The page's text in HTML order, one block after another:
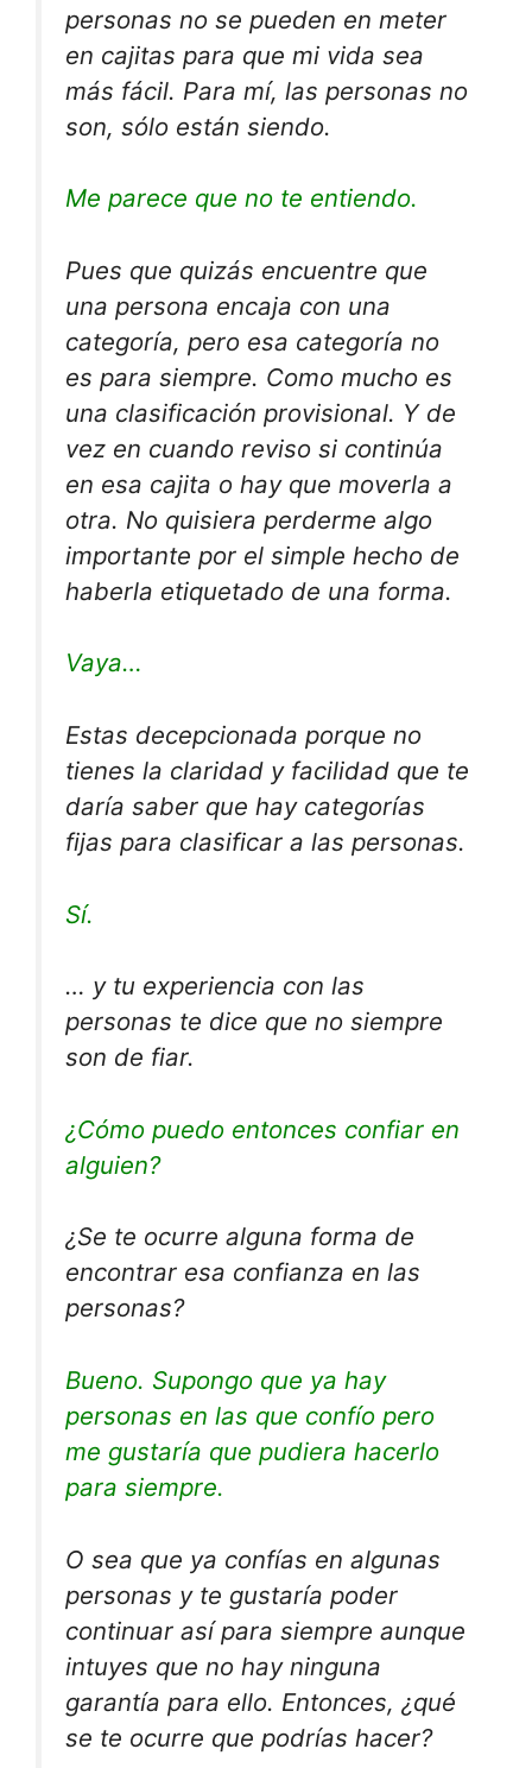
personas no se pueden en meter
en cajitas para que mi vida sea
más fácil. Para mí, las personas no
son, sólo están siendo.
Me parece que no te entiendo.
Pues que quizás encuentre que
una persona encaja con una
categoría, pero esa categoría no
es para siempre. Como mucho es
una clasificación provisional. Y de
vez en cuando reviso si continúa
en esa cajita o hay que moverla a
otra. No quisiera perderme algo
importante por el simple hecho de
haberla etiquetado de una forma.
Vaya…
Estas decepcionada porque no
tienes la claridad y facilidad que te
daría saber que hay categorías
fijas para clasificar a las personas.
Sí.
… y tu experiencia con las
personas te dice que no siempre
son de fiar.
¿Cómo puedo entonces confiar en
alguien?
¿Se te ocurre alguna forma de
encontrar esa confianza en las
personas?
Bueno. Supongo que ya hay
personas en las que confío pero
me gustaría que pudiera hacerlo
para siempre.
O sea que ya confías en algunas
personas y te gustaría poder
continuar así para siempre aunque
intuyes que no hay ninguna
garantía para ello. Entonces, ¿qué
se te ocurre que podrías hacer?